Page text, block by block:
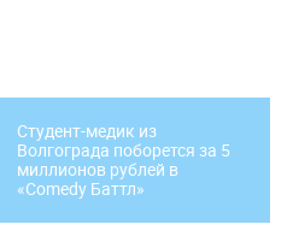
Студент-медик из
Волгограда поборется за 5
миллионов рублей в
«Comedy Баттл»